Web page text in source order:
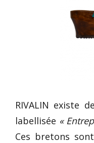
RIVALIN existe
labellisée «
Ces bretons